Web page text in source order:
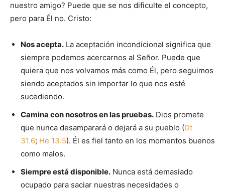
nuestro amigo? Puede que se nos dificulte el concepto,
pero para Él no. Cristo:
Nos acepta. La aceptación incondicional significa que
siempre podemos acercarnos al Señor. Puede que
quiera que nos volvamos más como Él, pero seguimos
siendo aceptados sin importar lo que nos esté
sucediendo.
Camina con nosotros en las pruebas. Dios promete
que nunca desamparará o dejará a su pueblo (Dt
31.6; He 13.5). Él es fiel tanto en los momentos buenos
como malos.
Siempre está disponible. Nunca está demasiado
ocupado para saciar nuestras necesidades o